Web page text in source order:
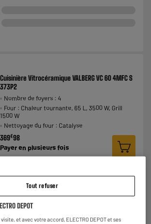
Cuisinière Vitrocéramique VALBERG VC 60 4MFC S
373P2
Nombre de foyers : 4
Four : Chaleur tournante, 65 L, 3500 W, Grill
1500 W
Nettoyage du four : Catalyse
369€98
Payer en plusieurs fois
Tout refuser
DEPOT
et avec votre accord, ELECTRO DEPOT et ses